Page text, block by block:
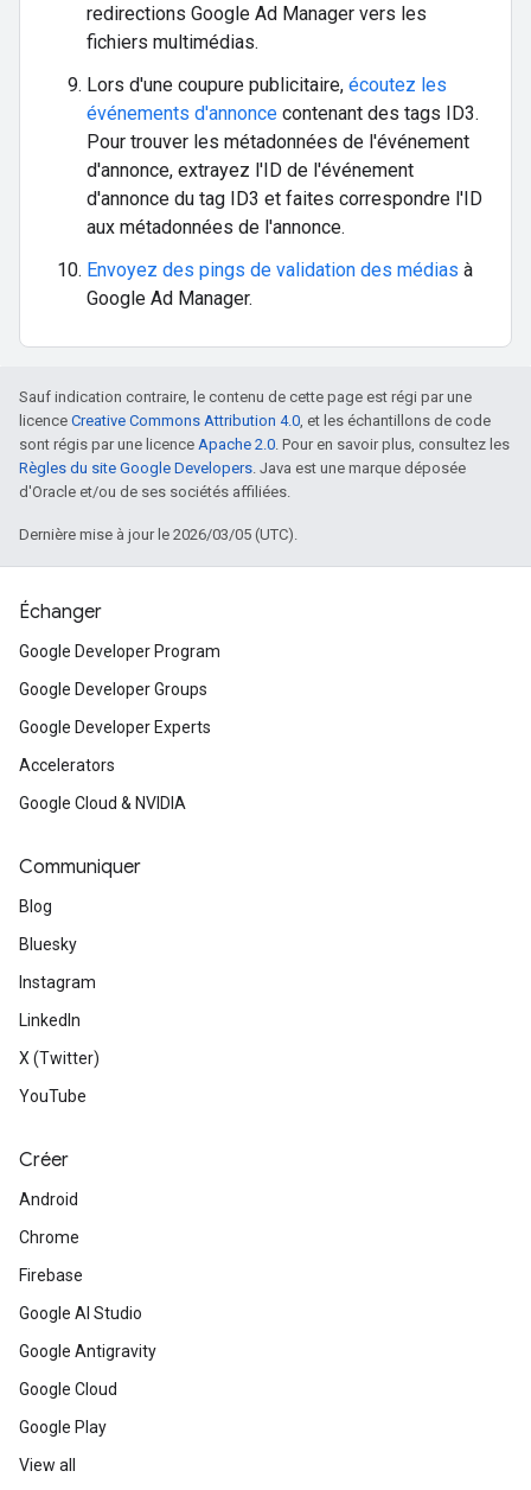
redirections Google Ad Manager vers les
fichiers multimédias.
Lors d'une coupure publicitaire, écoutez les
événements d'annonce contenant des tags ID3.
Pour trouver les métadonnées de l'événement
d'annonce, extrayez l'ID de l'événement
d'annonce du tag ID3 et faites correspondre l'ID
aux métadonnées de l'annonce.
Envoyez des pings de validation des médias à
Google Ad Manager.
Sauf indication contraire, le contenu de cette page est régi par une
licence Creative Commons Attribution 4.0 , et les échantillons de code
sont régis par une licence Apache 2.0 . Pour en savoir plus, consultez les
Règles du site Google Developers . Java est une marque déposée
d'Oracle et/ou de ses sociétés affiliées.
Dernière mise à jour le 2026/03/05 (UTC).
Échanger
Google Developer Program
Google Developer Groups
Google Developer Experts
Accelerators
Google Cloud & NVIDIA
Communiquer
Blog
Bluesky
Instagram
LinkedIn
X (Twitter)
YouTube
Créer
Android
Chrome
Firebase
Google AI Studio
Google Antigravity
Google Cloud
Google Play
View all